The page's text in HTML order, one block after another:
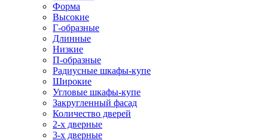
Форма
Высокие
Г-образные
Длинные
Низкие
П-образные
Радиусные шкафы-купе
Широкие
Угловые шкафы-купе
Закругленный фасад
Количество дверей
2-х дверные
3-х дверные